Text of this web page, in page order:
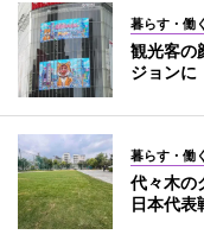
暮らす・働く
観光客の
ジョン
暮らす・働く
代々木の
日本代表